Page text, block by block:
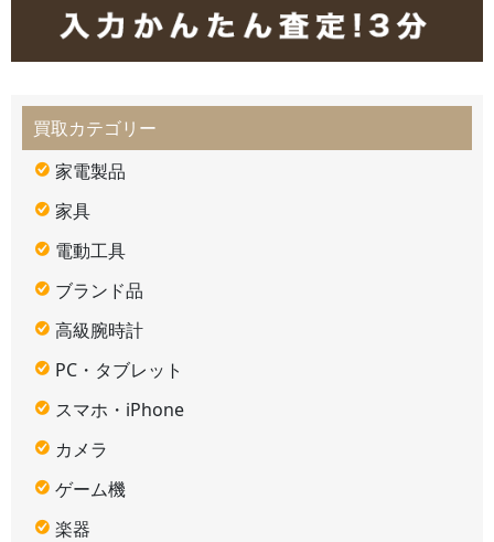
買取カテゴリー
家電製品
家具
電動工具
ブランド品
高級腕時計
PC・タブレット
スマホ・iPhone
カメラ
ゲーム機
楽器